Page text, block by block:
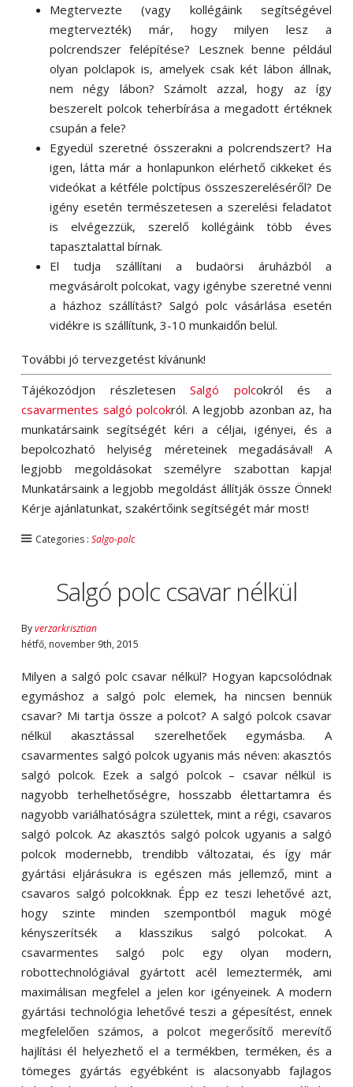
Megtervezte (vagy kollégáink segítségével
megtervezték) már, hogy milyen lesz a
polcrendszer felépítése? Lesznek benne például
olyan polclapok is, amelyek csak két lábon állnak,
nem négy lábon? Számolt azzal, hogy az így
beszerelt polcok teherbírása a megadott értéknek
csupán a fele?
Egyedül szeretné összerakni a polcrendszert? Ha
igen, látta már a honlapunkon elérhető cikkeket és
videókat a kétféle polctípus összeszereléséről? De
igény esetén természetesen a szerelési feladatot
is elvégezzük, szerelő kollégáink több éves
tapasztalattal bírnak.
El tudja szállítani a budaörsi áruházból a
megvásárolt polcokat, vagy igénybe szeretné venni
a házhoz szállítást? Salgó polc vásárlása esetén
vidékre is szállítunk, 3-10 munkaidőn belül.
További jó tervezgetést kívánunk!
Tájékozódjon részletesenSalgó polcokról és a
csavarmentes salgó polcokról. A legjobb azonban az, ha
munkatársaink segítségét kéri a céljai, igényei, és a
bepolcozható helyiség méreteinek megadásával! A
legjobb megoldásokat személyre szabottan kapja!
Munkatársaink a legjobb megoldást állítják össze Önnek!
Kérje ajánlatunkat, szakértőink segítségét már most!
Categories : Salgo-polc
Salgó polc csavar nélkül
Byverzarkrisztian
hétfő, november 9th, 2015
Milyen a salgó polc csavar nélkül? Hogyan kapcsolódnak
egymáshoz a salgó polc elemek, ha nincsen bennük
csavar? Mi tartja össze a polcot? A salgó polcok csavar
nélkül akasztással szerelhetőek egymásba. A
csavarmentes salgó polcok ugyanis más néven: akasztós
salgó polcok. Ezek a salgó polcok – csavar nélkül is
nagyobb terhelhetőségre, hosszabb élettartamra és
nagyobb variálhatóságra születtek, mint a régi, csavaros
salgó polcok. Az akasztós salgó polcok ugyanis a salgó
polcok modernebb, trendibb változatai, és így már
gyártási eljárásukra is egészen más jellemző, mint a
csavaros salgó polcokknak. Épp ez teszi lehetővé azt,
hogy szinte minden szempontból maguk mögé
kényszerítsék a klasszikus salgó polcokat. A
csavarmentes salgó polc egy olyan modern,
robottechnológiával gyártott acél lemeztermék, ami
maximálisan megfelel a jelen kor igényeinek. A modern
gyártási technológia lehetővé teszi a gépesítést, ennek
megfelelően számos, a polcot megerősítő merevítő
hajlítási él helyezhető el a termékben, terméken, és a
tömeges gyártás egyébként is alacsonyabb fajlagos